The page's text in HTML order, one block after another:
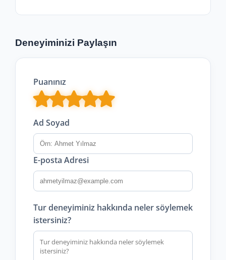
Deneyiminizi Paylaşın
Puanınız
Ad Soyad
E-posta Adresi
Tur deneyiminiz hakkında neler söylemek
istersiniz?